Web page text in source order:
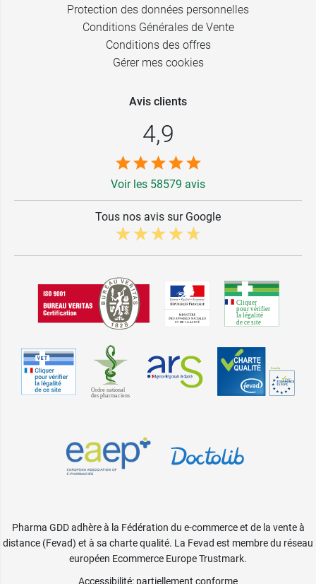
Protection des données personnelles
Conditions Générales de Vente
Conditions des offres
Gérer mes cookies
Avis clients
4,9
Voir les 58579 avis
Tous nos avis sur Google
Pharma GDD adhère à la Fédération du e-commerce et de la vente à
distance (Fevad) et à sa charte qualité. La Fevad est membre du réseau
européen Ecommerce Europe Trustmark.
Accessibilité: partiellement conforme